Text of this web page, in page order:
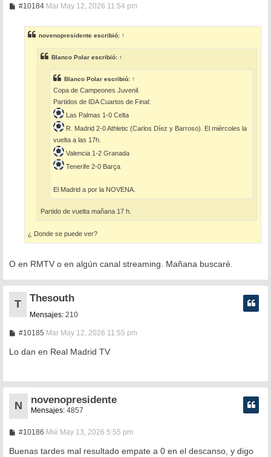
#10184M
a
j
e
Mar May 12, 2026 11:54 pm
novenopresidente escribió: ↑
Blanco Polar escribió: ↑
Blanco Polar escribió: ↑
Copa de Campeones Juvenil.
Partidos de IDA Cuartos de Final:
Las Palmas 1-0 Celta
R. Madrid 2-0 Athletic (Carlos Díez y Barroso). El miércoles la
vuelta a las 17h.
Valencia 1-2 Granada
Tenerife 2-0 Barça
El Madrid a por la NOVENA.
Partido de vuelta mañana 17 h.
¿ Donde se puede ver?
O en RMTV o en algún canal streaming. Mañana buscaré.
T
Thesouth
Mensajes: 210
#10185M
n
s
e
Mar May 12, 2026 11:55 pm
Lo dan en Real Madrid TV
N
novenopresidente
Mensajes: 4857
#10186M
n
Mié May 13, 2026 5:55 pm
Buenas tardes mal resultado empate a 0 en el descanso, y digo